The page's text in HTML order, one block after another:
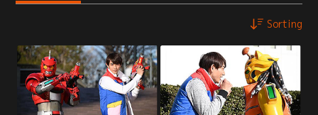
Sorting